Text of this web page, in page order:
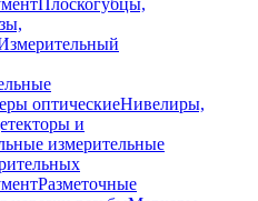
Плоскогубцы,
оптическиеНивелиры,
и
измерительные
Разметочные